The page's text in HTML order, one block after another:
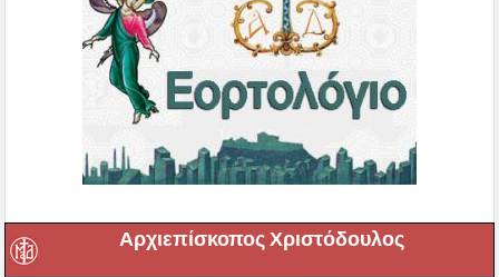
Αρχιεπίσκοπος Χριστόδουλος